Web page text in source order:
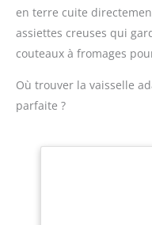
en terre cuite
assiettes creuses qui
couteaux à fromages
Où trouver la vaisselle
parfaite ?